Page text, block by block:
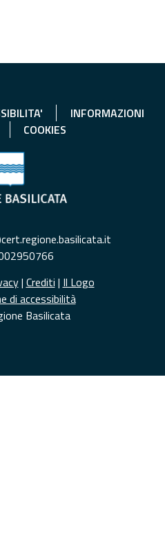
INFORMAZIONI
COOKIES
| Crediti | Il Logo
di accessibilità
Basilicata